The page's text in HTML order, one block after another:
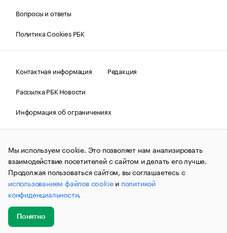
Вопросы и ответы
Политика Cookies РБК
Контактная информация
Редакция
Рассылка РБК Новости
Информация об ограничениях
Правовая информация
О соблюдении авторских прав
© АО «РОСБИЗНЕСКОНСАЛТИНГ»,1995–2026.Сообщения
и материалы информационного агентства «РБК»
(зарегистрировано Федеральной службой по надзору в сфере
связи, информационных технологий и массовых
коммуникаций (Роскомнадзор) 09.12.2015 за номером ИА
№ФС77-63848) сопровождаются пометкой «РБК». Отдельные
публикации могут содержать информацию,
не предназначенную для пользователей
до 18 лет.
Мы используем cookie. Это позволяет нам анализировать
взаимодействие посетителей с сайтом и делать его лучше.
Продолжая пользоваться сайтом, вы соглашаетесь с
использованием файлов cookieи политикой
конфиденциальности.
Понятно